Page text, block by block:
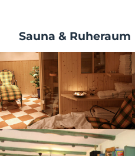
Sauna & Ruheraum